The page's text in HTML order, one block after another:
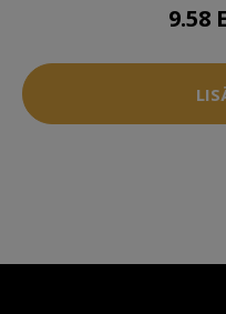
9.58